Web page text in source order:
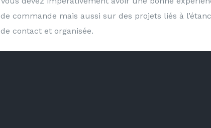
de commande mais aussi sur des projets liés à
de contact et organisée.